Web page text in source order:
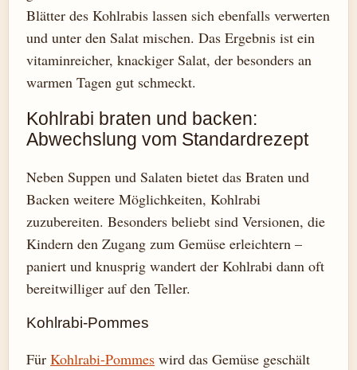
Blätter des Kohlrabis lassen sich ebenfalls verwerten
und unter den Salat mischen. Das Ergebnis ist ein
vitaminreicher, knackiger Salat, der besonders an
warmen Tagen gut schmeckt.
Kohlrabi braten und backen:
Abwechslung vom Standardrezept
Neben Suppen und Salaten bietet das Braten und
Backen weitere Möglichkeiten, Kohlrabi
zuzubereiten. Besonders beliebt sind Versionen, die
Kindern den Zugang zum Gemüse erleichtern –
paniert und knusprig wandert der Kohlrabi dann oft
bereitwilliger auf den Teller.
Kohlrabi-Pommes
Für Kohlrabi-Pommes wird das Gemüse geschält